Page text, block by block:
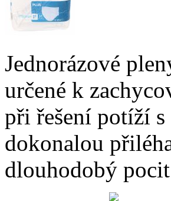
Jednorázové
určené k
při řešení potíží
dokonalou
dlouhodobý